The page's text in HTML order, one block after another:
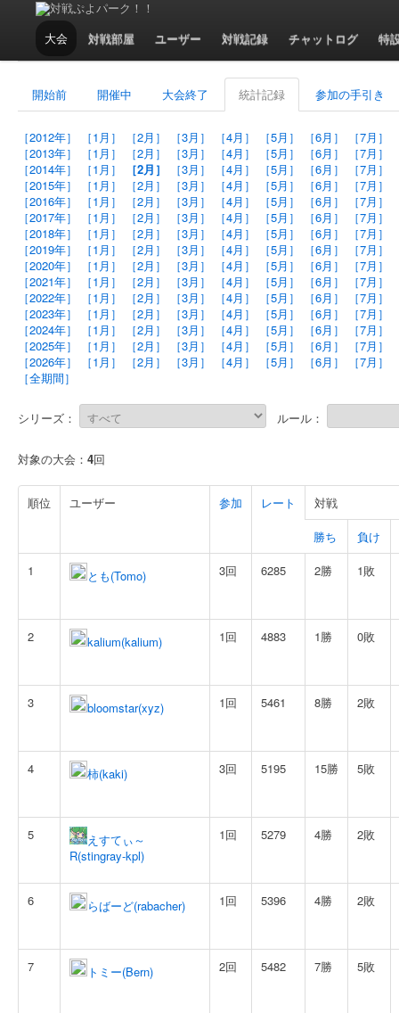
大会 対戦部屋 ユーザー 対戦記録 チャットログ 特
大会 - 2014年2月の統計記録
開始前 開催中 大会終了 統計記録 参加の手引き
［2012年］ ［1月］ ［2月］ ［3月］ ［4月］ ［5月］ ［6月］ ［7月］
［2013年］
［1月］ ［2月］ ［3月］ ［4月］ ［5月］ ［6月］ ［7月］
［2014年］
［1月］ ［2月］ ［3月］ ［4月］ ［5月］ ［6月］ ［7月］
［2015年］
［1月］ ［2月］ ［3月］ ［4月］ ［5月］ ［6月］ ［7月］
［2016年］
［1月］ ［2月］ ［3月］ ［4月］ ［5月］ ［6月］ ［7月］
［2017年］
［1月］ ［2月］ ［3月］ ［4月］ ［5月］ ［6月］ ［7月］
［2018年］
［1月］ ［2月］ ［3月］ ［4月］ ［5月］ ［6月］ ［7月］
［2019年］
［1月］ ［2月］ ［3月］ ［4月］ ［5月］ ［6月］ ［7月］
［2020年］
［1月］ ［2月］ ［3月］ ［4月］ ［5月］ ［6月］ ［7月］
［2021年］
［1月］ ［2月］ ［3月］ ［4月］ ［5月］ ［6月］ ［7月］
［2022年］
［1月］ ［2月］ ［3月］ ［4月］ ［5月］ ［6月］ ［7月］
［2023年］
［1月］ ［2月］ ［3月］ ［4月］ ［5月］ ［6月］ ［7月］
［2024年］
［1月］ ［2月］ ［3月］ ［4月］ ［5月］ ［6月］ ［7月］
［2025年］
［1月］ ［2月］ ［3月］ ［4月］ ［5月］ ［6月］ ［7月］
［2026年］
［1月］ ［2月］ ［3月］ ［4月］ ［5月］ ［6月］ ［7月］
［全期間］
シリーズ： ルール：
対象の大会： 4回
順位 ユーザー 参加 レート
対戦
勝ち
負け
1
とも(Tomo) 3回 6285 2勝 1敗
2 kalium(kalium) 1回 4883 1勝 0敗
3 bloomstar(xyz) 1回 5461 8勝 2敗
4 柿(kaki) 3回 5195 15勝 5敗
5
えすてぃ～
R(stingray-kpl)
1回 5279 4勝 2敗
6 らばーど(rabacher) 1回 5396 4勝 2敗
7 トミー(Bern) 2回 5482 7勝 5敗